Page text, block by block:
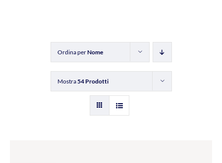
Ordina perNome
Mostra54 Prodotti